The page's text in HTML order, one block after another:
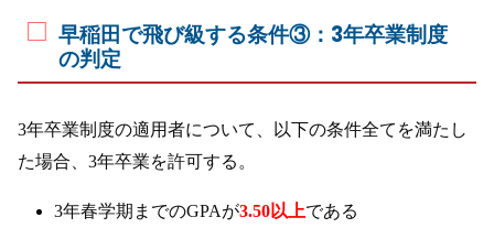
早稲田で飛び級する条件③：3年卒業制度
の判定
3年卒業制度の適用者について、以下の条件全てを満たし
た場合、3年卒業を許可する。
3年春学期までのGPAが3.50以上である